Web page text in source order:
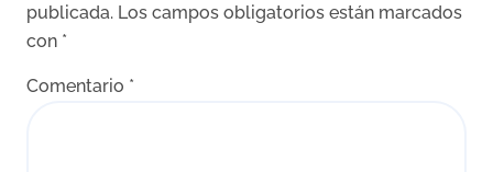
publicada. Los campos obligatorios están marcados
con *
Comentario *